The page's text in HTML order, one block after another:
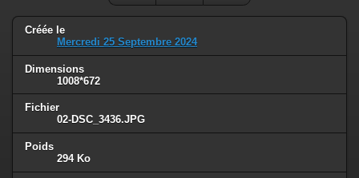
Créée le
Mercredi 25 Septembre 2024
Dimensions
1008*672
Fichier
02-DSC_3436.JPG
Poids
294 Ko